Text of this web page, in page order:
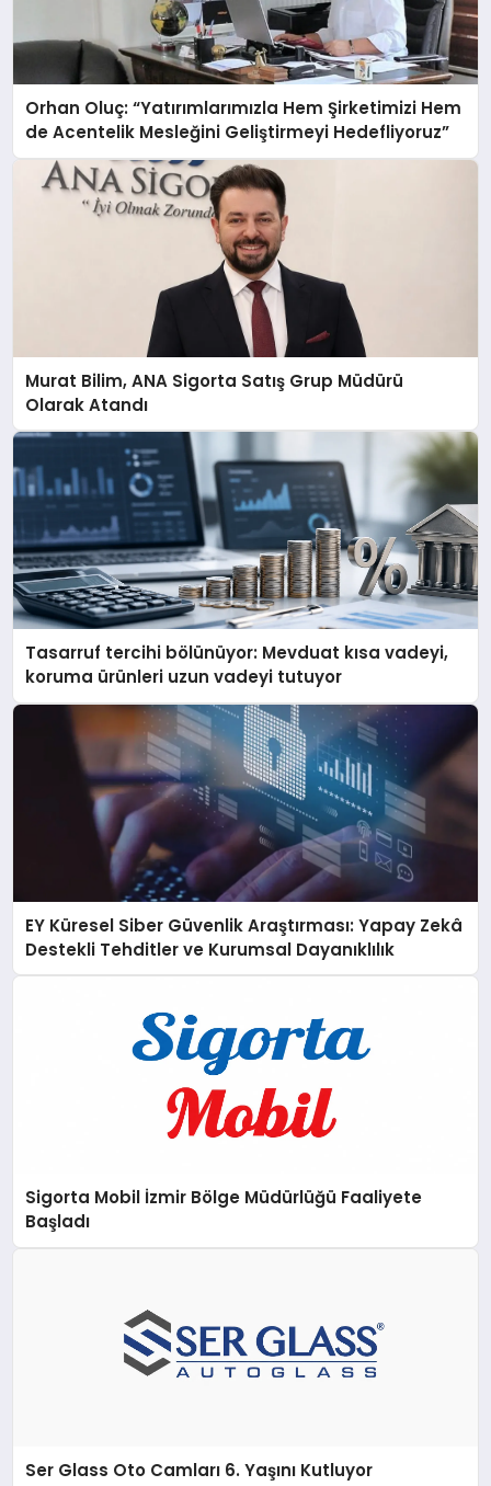
Orhan Oluç: “Yatırımlarımızla Hem Şirketimizi Hem
de Acentelik Mesleğini Geliştirmeyi Hedefliyoruz”
Murat Bilim, ANA Sigorta Satış Grup Müdürü
Olarak Atandı
Tasarruf tercihi bölünüyor: Mevduat kısa vadeyi,
koruma ürünleri uzun vadeyi tutuyor
EY Küresel Siber Güvenlik Araştırması: Yapay Zekâ
Destekli Tehditler ve Kurumsal Dayanıklılık
Sigorta Mobil İzmir Bölge Müdürlüğü Faaliyete
Başladı
Ser Glass Oto Camları 6. Yaşını Kutluyor